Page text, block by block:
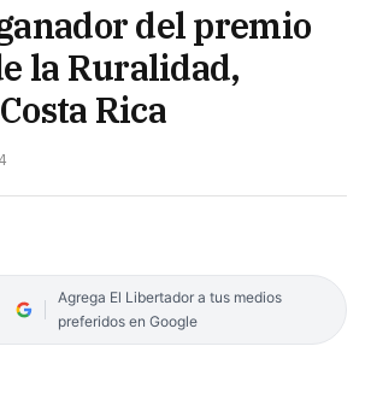
del premio
la Ruralidad,
Rica
Agrega El Libertador a tus medios
preferidos en Google